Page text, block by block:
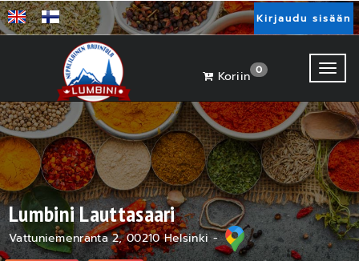
Kirjaudu sisään
Koriin0
Lumbini Lauttasaari
Vattuniemenranta 2, 00210 Helsinki -